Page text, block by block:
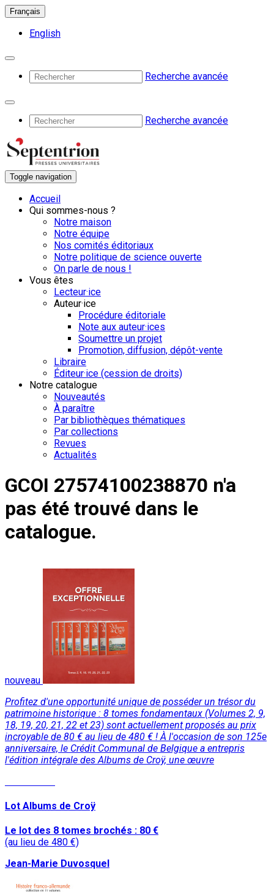
Français
English
Recherche avancée
Recherche avancée
Toggle navigation
Accueil
Qui sommes-nous ?
Notre maison
Notre équipe
Nos comités éditoriaux
Notre politique de science ouverte
On parle de nous !
Vous êtes
Lecteur·ice
Auteur·ice
Procédure éditoriale
Note aux auteur·ices
Soumettre un projet
Promotion, diffusion, dépôt-vente
Libraire
Éditeur·ice (cession de droits)
Notre catalogue
Nouveautés
À paraître
Par bibliothèques thématiques
Par collections
Revues
Actualités
GCOI 27574100238870 n'a
pas été trouvé dans le
catalogue.
nouveau
Profitez d'une opportunité unique de posséder un trésor du
patrimoine historique : 8 tomes fondamentaux (Volumes 2, 9,
18, 19, 20, 21, 22 et 23) sont actuellement proposés au prix
incroyable de 80 € au lieu de 480 € ! À l'occasion de son 125e
anniversaire, le Crédit Communal de Belgique a entrepris
l'édition intégrale des Albums de Croÿ, une œuvre
Lot Albums de Croÿ
Le lot des 8 tomes brochés : 80 €
(au lieu de 480 €)
Jean-Marie Duvosquel